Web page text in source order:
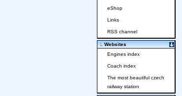
eShop
Links
RSS channel
:. Websites
Engines index
Coach index
The most beautiful czech
railway station